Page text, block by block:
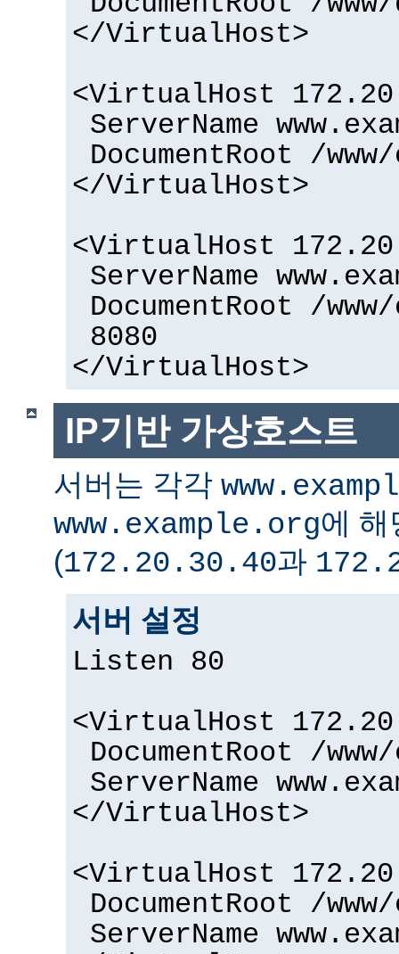
</VirtualHost>
<VirtualHost
ServerName
DocumentRoot /
</VirtualHost>
<VirtualHost
ServerName
DocumentRoot /
8080
</VirtualHost>
IP기반 가상호스트
서버는 각각
www.example.org에 해
(172.20.30.40과
서버 설정
Listen 80
<VirtualHost
DocumentRoot /
ServerName
</VirtualHost>
<VirtualHost
DocumentRoot /
ServerName